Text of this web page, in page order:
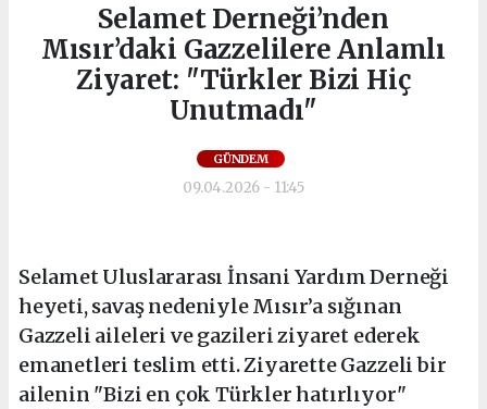
Selamet Derneği’nden
Mısır’daki Gazzelilere Anlamlı
Ziyaret: "Türkler Bizi Hiç
Unutmadı"
GÜNDEM
09.04.2026 - 11:45
Selamet Uluslararası İnsani Yardım Derneği
heyeti, savaş nedeniyle Mısır’a sığınan
Gazzeli aileleri ve gazileri ziyaret ederek
emanetleri teslim etti. Ziyarette Gazzeli bir
ailenin "Bizi en çok Türkler hatırlıyor"